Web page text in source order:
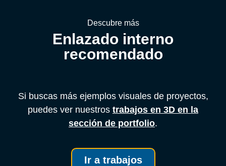
Descubre más
Enlazado interno
recomendado
Si buscas más ejemplos visuales de proyectos,
puedes ver nuestros trabajos en 3D en la
sección de portfolio.
Ir a trabajos